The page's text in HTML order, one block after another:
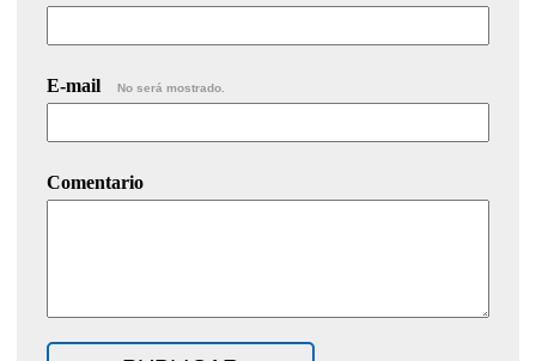
E-mail No será mostrado.
Comentario